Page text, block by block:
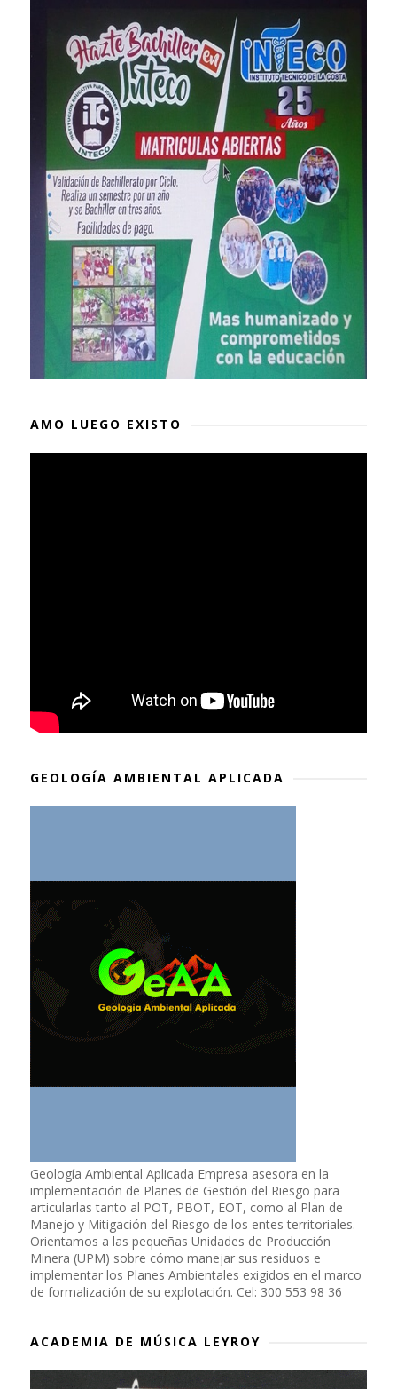
AMO LUEGO EXISTO
GEOLOGÍA AMBIENTAL APLICADA
Geología Ambiental Aplicada Empresa asesora en la
implementación de Planes de Gestión del Riesgo para
articularlas tanto al POT, PBOT, EOT, como al Plan de
Manejo y Mitigación del Riesgo de los entes territoriales.
Orientamos a las pequeñas Unidades de Producción
Minera (UPM) sobre cómo manejar sus residuos e
implementar los Planes Ambientales exigidos en el marco
de formalización de su explotación. Cel: 300 553 98 36
ACADEMIA DE MÚSICA LEYROY